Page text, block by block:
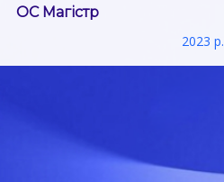
ОС Магістр
2023 р.